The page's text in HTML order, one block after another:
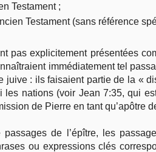
Testament ;
Testament (sans référence
pas explicitement présentées
immédiatement tel
juive : ils faisaient partie de la «
nations (voir Jean 7:35, qui
de Pierre en tant qu’apôtre
de l’épître, les
ou expressions clés